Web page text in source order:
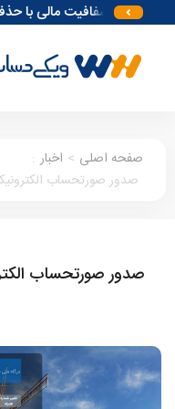
شفافیت مالی با حذف ۳۵۰ میلیون حساب بانکی
صفحه اصلی > اخبار :
صدور صورتحساب
صدور صورتحساب